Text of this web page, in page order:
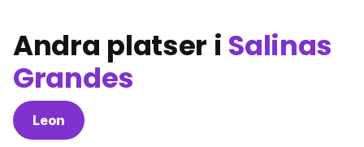
Andra platser i Salinas
Grandes
Leon